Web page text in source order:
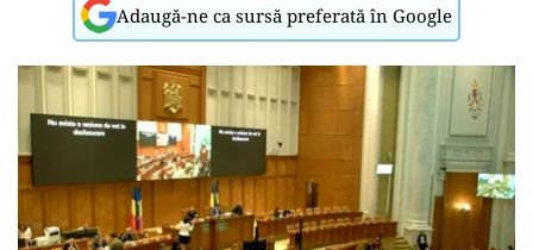
Adaugă-ne ca sursă preferată în Google